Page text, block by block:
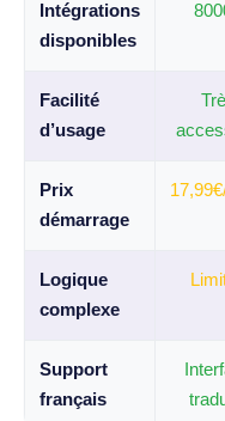
Intégrations
disponibles
Facilité
d’usage
Prix
démarrage
Logique
complexe
Support
français